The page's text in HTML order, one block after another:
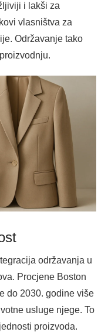
i lakši za
vlasništva za
Održavanje tako
održavanja u
Procjene Boston
do 2030. godine više
usluge njege. To
proizvoda.